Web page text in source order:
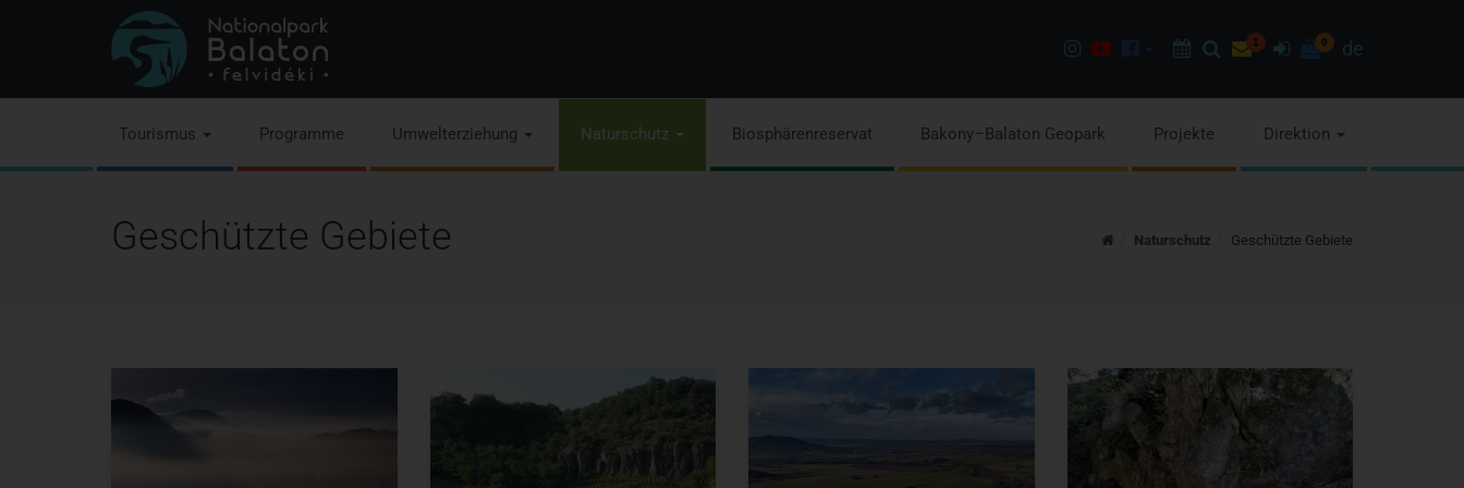
Instagram
YoutubeFacebookProgramok
Suchen
Newsletter
1 Anmelden
0 de
Tourismus Programme Umwelterziehung Naturschutz Biosphärenreservat Bakony–Balaton Geopark Projekte Direktion
Geschützte Gebiete HomeNaturschutz Geschützte Gebiete